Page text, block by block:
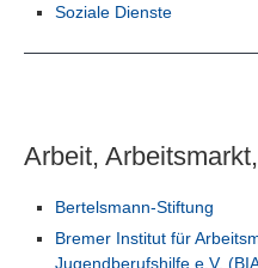
Soziale Dienste
Arbeit,
Bertelsmann-Stiftung
Bremer Institut für
Jugendberufshilfe e.V.